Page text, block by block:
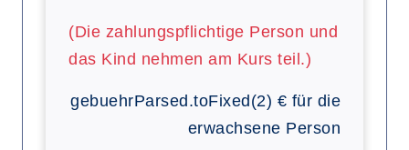
(Die zahlungspflichtige Person und
das Kind nehmen am Kurs teil.)
gebuehrParsed.toFixed(2) € für die
erwachsene Person